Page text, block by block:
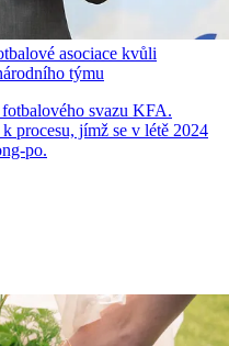
asociace kvůli
týmu
svazu KFA.
procesu, jímž se v létě 2024
po.